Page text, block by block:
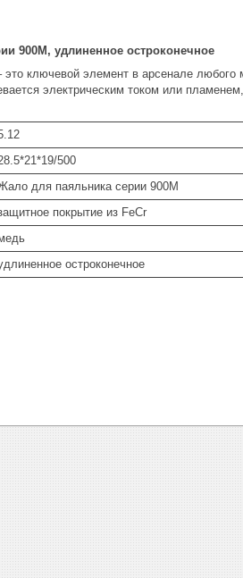
900М, удлиненное остроконечное
ключевой элемент в арсенале любого
электрическим током или
500
для паяльника серии 900M
покрытие из FeCr
остроконечное